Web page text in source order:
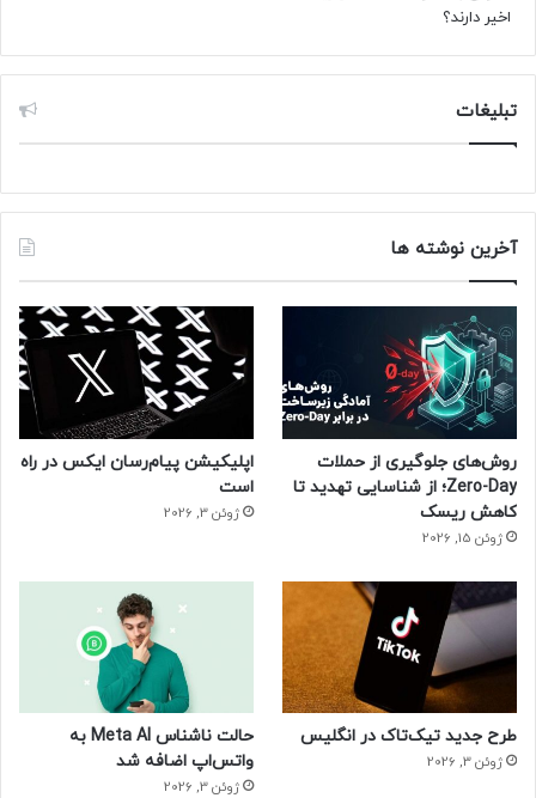
تبلیغات
آخرین نوشته ها
روش‌های جلوگیری از حملات
Zero-Day؛ از شناسایی تهدید تا
کاهش ریسک
ژوئن 15, 2026
اپلیکیشن پیام‌رسان ایکس در راه
است
ژوئن 3, 2026
طرح جدید تیک‌تاک در انگلیس
ژوئن 3, 2026
حالت ناشناس Meta AI به
واتس‌اپ اضافه شد
ژوئن 3, 2026